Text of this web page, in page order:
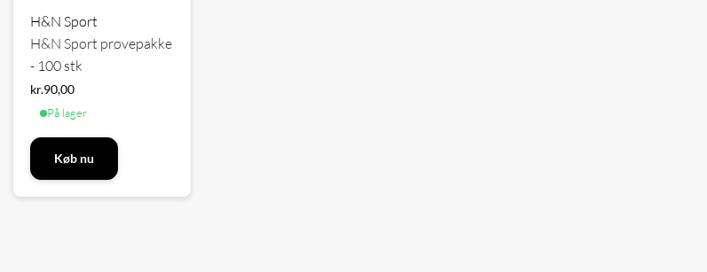
H&N Sport
H&N Sport prøvepakke
- 100 stk
kr.90,00
På lager
Køb nu